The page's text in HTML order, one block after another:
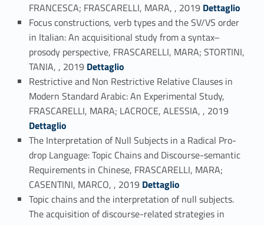
FRANCESCA; FRASCARELLI, MARA, , 2019 Dettaglio
Focus constructions, verb types and the SV/VS order
in Italian: An acquisitional study from a syntax–
prosody perspective, FRASCARELLI, MARA; STORTINI,
TANIA, , 2019 Link identifier #identifier_person_4951-10
Dettaglio
Restrictive and Non Restrictive Relative Clauses in
Modern Standard Arabic: An Experimental Study,
FRASCARELLI, MARA; LACROCE, ALESSIA, , 2019
Dettaglio
The Interpretation of Null Subjects in a Radical Pro-
drop Language: Topic Chains and Discourse-semantic
Requirements in Chinese, FRASCARELLI, MARA;
CASENTINI, MARCO, , 2019 Link identifier #identifier_person_188728-12
Dettaglio
Topic chains and the interpretation of null subjects.
The acquisition of discourse-related strategies in